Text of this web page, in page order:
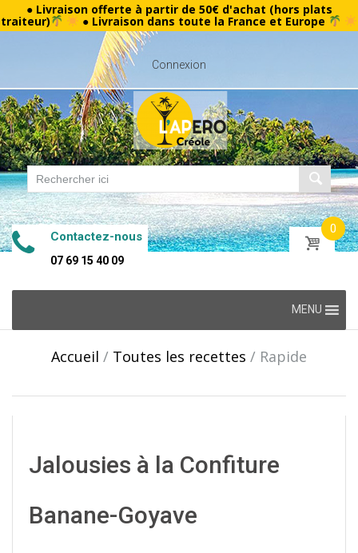
● Livraison offerte à partir de 50€ d'achat (hors plats
traiteur) ● Livraison dans toute la France et Europe
Connexion
Contactez-nous
07 69 15 40 09
0
MENU
Accueil / Toutes les recettes / Rapide
Jalousies à la Confiture
Banane-Goyave